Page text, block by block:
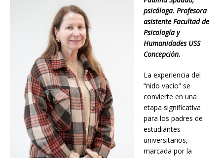
psicóloga. Profesora
asistente Facultad de
Psicología y
Humanidades USS
Concepción.
La experiencia del
“nido vacío” se
convierte en una
etapa significativa
para los padres de
estudiantes
universitarios,
marcada por la